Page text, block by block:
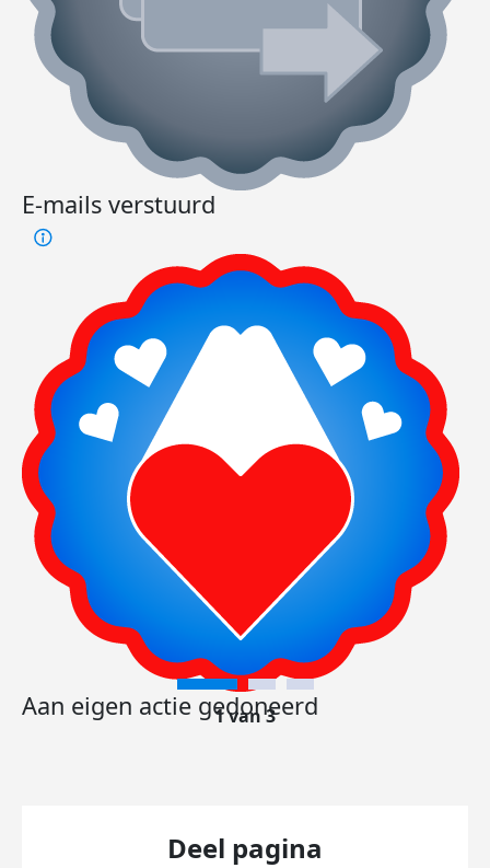
E-mails verstuurd
Aan eigen actie gedoneerd
1 van 3
Deel pagina